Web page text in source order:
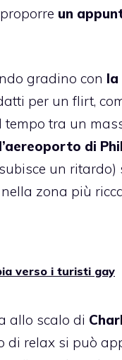
un
gradino con la
per un flirt,
tempo tra un
l’aereoporto di
un ritardo)
nella zona più
verso i turisti gay
allo scalo di
di relax si può